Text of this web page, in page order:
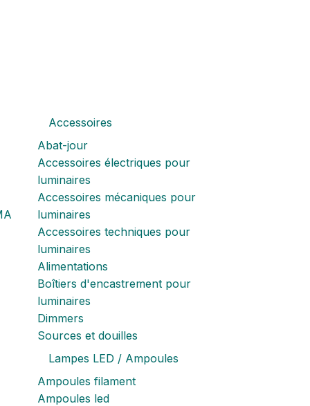
Accessoires
Abat-jour
Accessoires électriques pour
luminaires
Accessoires mécaniques pour
luminaires
Accessoires techniques pour
luminaires
Alimentations
Boîtiers d'encastrement pour
luminaires
Dimmers
Sources et douilles
Lampes LED / Ampoules
Ampoules filament
Ampoules led